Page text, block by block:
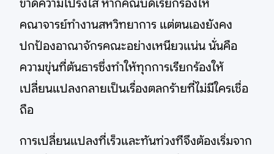
ขาดความโปร่งใส หากคณบดีเรียกร้องให้
คณาจารย์ทำงานสหวิทยาการ แต่ตนเองยังคง
ปกป้องอาณาจักรคณะอย่างเหนียวแน่น นั่นคือ
ความขุ่นที่ต้นธารซึ่งทำให้ทุกการเรียกร้องให้
เปลี่ยนแปลงกลายเป็นเรื่องตลกร้ายที่ไม่มีใครเชื่อ
ถือ
การเปลี่ยนแปลงที่เร็วและทันท่วงทีจึงต้องเริ่มจาก